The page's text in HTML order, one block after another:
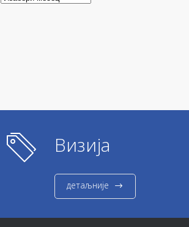
Визија
детаљније